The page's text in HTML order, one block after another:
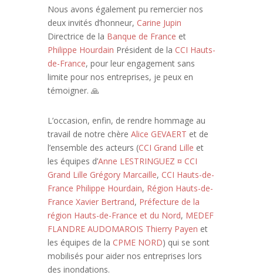
Nous avons également pu remercier nos
deux invités d’honneur, Carine Jupin
Directrice de la Banque de France et
Philippe Hourdain Président de la CCI Hauts-
de-France, pour leur engagement sans
limite pour nos entreprises, je peux en
témoigner. 🙏
L’occasion, enfin, de rendre hommage au
travail de notre chère Alice GEVAERT et de
l’ensemble des acteurs (CCI Grand Lille et
les équipes d’Anne LESTRINGUEZ ¤ CCI
Grand Lille Grégory Marcaille, CCI Hauts-de-
France Philippe Hourdain, Région Hauts-de-
France Xavier Bertrand, Préfecture de la
région Hauts-de-France et du Nord, MEDEF
FLANDRE AUDOMAROIS Thierry Payen et
les équipes de la CPME NORD) qui se sont
mobilisés pour aider nos entreprises lors
des inondations.